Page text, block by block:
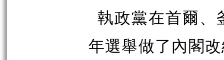
執政黨在首爾、
年選舉做了內閣